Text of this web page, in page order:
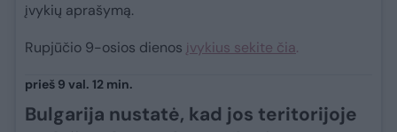
įvykių aprašymą.
Rupjūčio 9-osios dienos įvykius sekite čia.
prieš 9 val. 12 min.
Bulgarija nustatė, kad jos teritorijoje